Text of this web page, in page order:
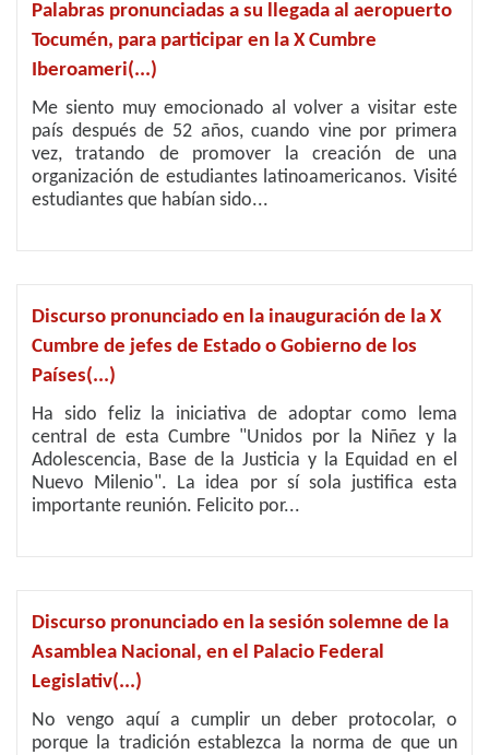
Palabras pronunciadas a su llegada al aeropuerto
Tocumén, para participar en la X Cumbre
Iberoameri(...)
Me siento muy emocionado al volver a visitar este
país después de 52 años, cuando vine por primera
vez, tratando de promover la creación de una
organización de estudiantes latinoamericanos. Visité
estudiantes que habían sido...
Discurso pronunciado en la inauguración de la X
Cumbre de jefes de Estado o Gobierno de los
Países(...)
Ha sido feliz la iniciativa de adoptar como lema
central de esta Cumbre "Unidos por la Niñez y la
Adolescencia, Base de la Justicia y la Equidad en el
Nuevo Milenio". La idea por sí sola justifica esta
importante reunión. Felicito por...
Discurso pronunciado en la sesión solemne de la
Asamblea Nacional, en el Palacio Federal
Legislativ(...)
No vengo aquí a cumplir un deber protocolar, o
porque la tradición establezca la norma de que un